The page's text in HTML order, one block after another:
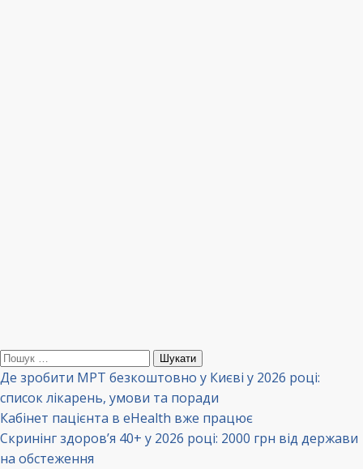
Пошук:
Де зробити МРТ безкоштовно у Києві у 2026 році:
список лікарень, умови та поради
Кабінет пацієнта в eHealth вже працює
Скринінг здоров’я 40+ у 2026 році: 2000 грн від держави
на обстеження